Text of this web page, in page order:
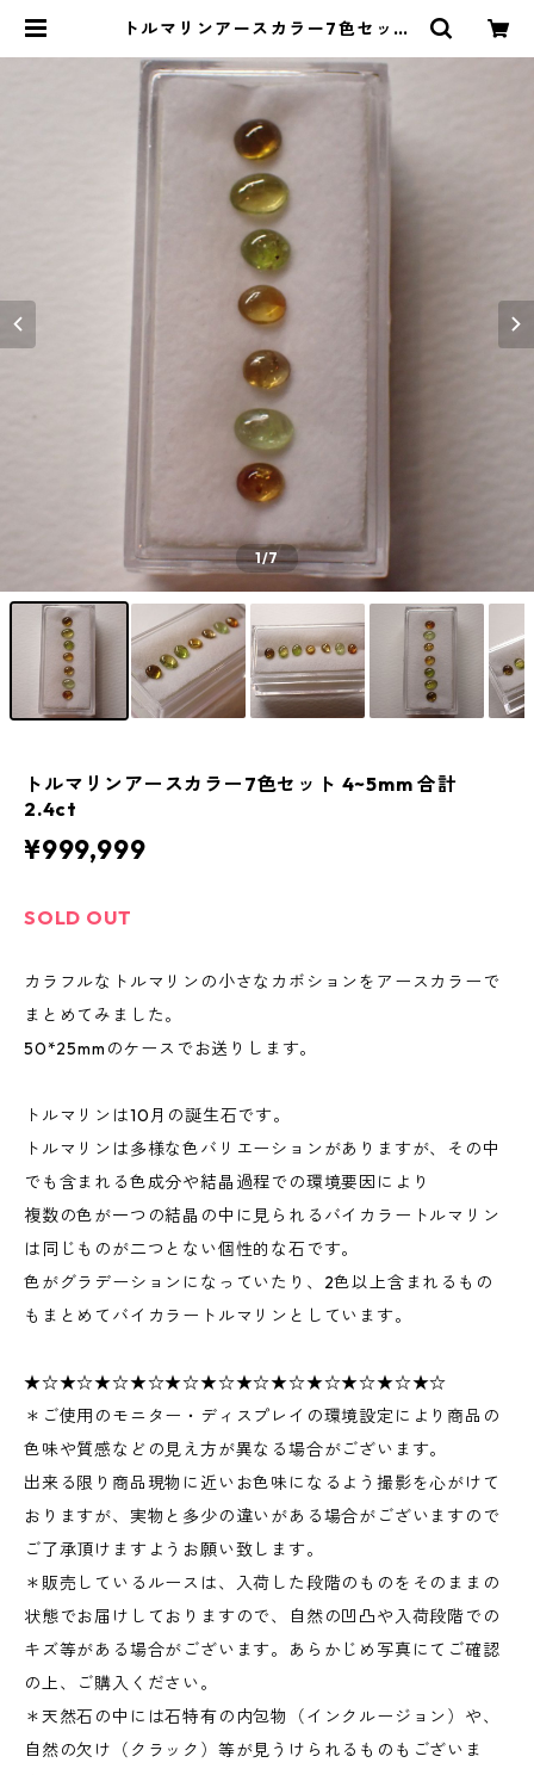
トルマリンアースカラー7色セット
1/7
トルマリンアースカラー7色セット 4~5mm 合計
2.4ct
¥999,999
SOLD OUT
カラフルなトルマリンの小さなカボションをアースカラーで
まとめてみました。
50*25mmのケースでお送りします。
トルマリンは10月の誕生石です。
トルマリンは多様な色バリエーションがありますが、その中
でも含まれる色成分や結晶過程での環境要因により
複数の色が一つの結晶の中に見られるバイカラートルマリン
は同じものが二つとない個性的な石です。
色がグラデーションになっていたり、2色以上含まれるもの
もまとめてバイカラートルマリンとしています。
★☆★☆★☆★☆★☆★☆★☆★☆★☆★☆★☆★☆
＊ご使用のモニター・ディスプレイの環境設定により商品の
色味や質感などの見え方が異なる場合がございます。
出来る限り商品現物に近いお色味になるよう撮影を心がけて
おりますが、実物と多少の違いがある場合がございますので
ご了承頂けますようお願い致します。
＊販売しているルースは、入荷した段階のものをそのままの
状態でお届けしておりますので、自然の凹凸や入荷段階での
キズ等がある場合がございます。あらかじめ写真にてご確認
の上、ご購入ください。
＊天然石の中には石特有の内包物（インクルージョン）や、
自然の欠け（クラック）等が見うけられるものもございま